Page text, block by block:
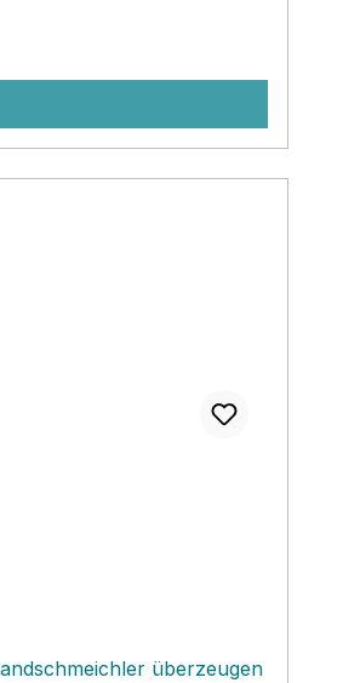
überzeugen